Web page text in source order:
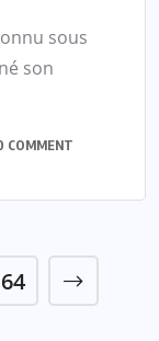
sous
son
COMMENT
64